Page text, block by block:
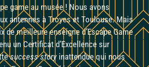
game au musée ! Nous avons
antennes à Troyeset Toulouse. Mais
demeilleure enseigne d’Escape Game
un Certificat d’Excellence sur
success story inattendue qui nous